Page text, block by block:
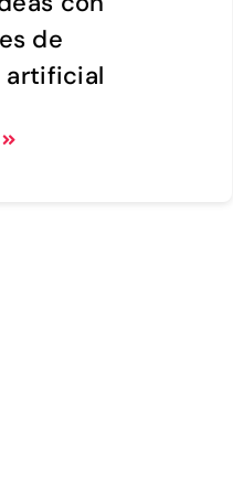
de
artificial